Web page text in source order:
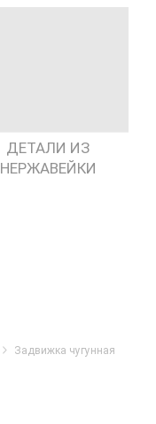
ДЕТАЛИ ИЗ
НЕРЖАВЕЙКИ
Задвижка чугунная